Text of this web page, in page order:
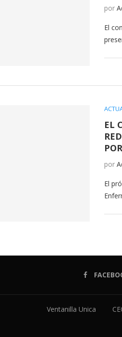
por
El
EL
por
El
Ventanilla Unica